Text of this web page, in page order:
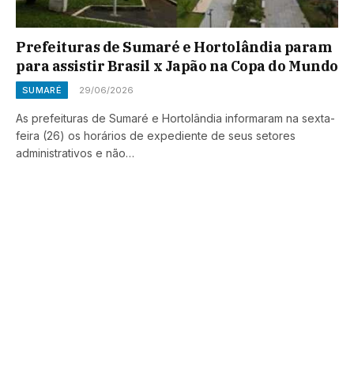
Prefeituras de Sumaré e Hortolândia param
para assistir Brasil x Japão na Copa do Mundo
SUMARÉ 29/06/2026
As prefeituras de Sumaré e Hortolândia informaram na sexta-
feira (26) os horários de expediente de seus setores
administrativos e não…